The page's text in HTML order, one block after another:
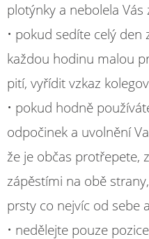
plotýnky a nebolela Vás
• pokud sedíte celý
každou hodinu malou
pití, vyřídit vzkaz
• pokud hodně
odpočinek a uvolnění
že je občas protřepete,
zápěstími na obě
prsty co nejvíc od sebe
• nedělejte pouze